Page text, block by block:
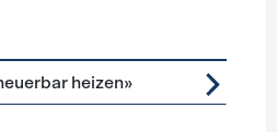
heizen»